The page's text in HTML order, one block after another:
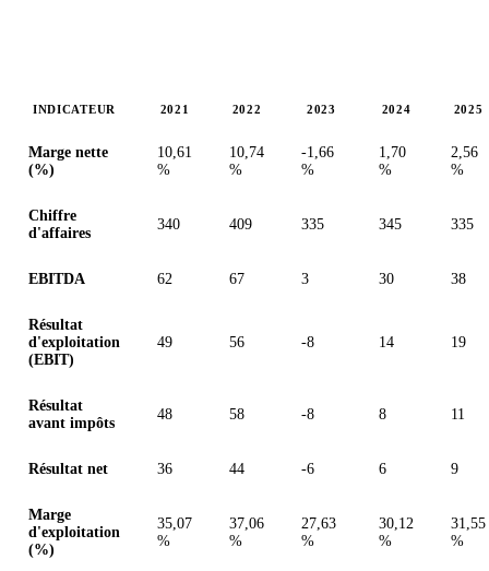
INDICATEUR 2021 2022 2023 2024 2025
Marge nette
(%)
10,61
%
10,74
%
-1,66
%
1,70
%
2,56
%
Chiffre
d'affaires
340 409 335 345 335
EBITDA 62 67 3 30 38
Résultat
d'exploitation
(EBIT)
49 56 -8 14 19
Résultat
avant impôts
48 58 -8 8 11
Résultat net 36 44 -6 6 9
Marge
d'exploitation
(%)
35,07
%
37,06
%
27,63
%
30,12
%
31,55
%